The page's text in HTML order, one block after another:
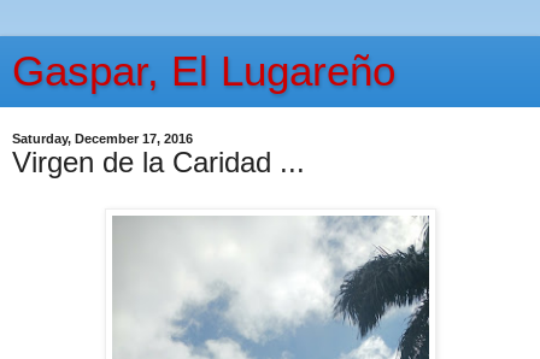
Gaspar, El Lugareño
Saturday, December 17, 2016
Virgen de la Caridad ...